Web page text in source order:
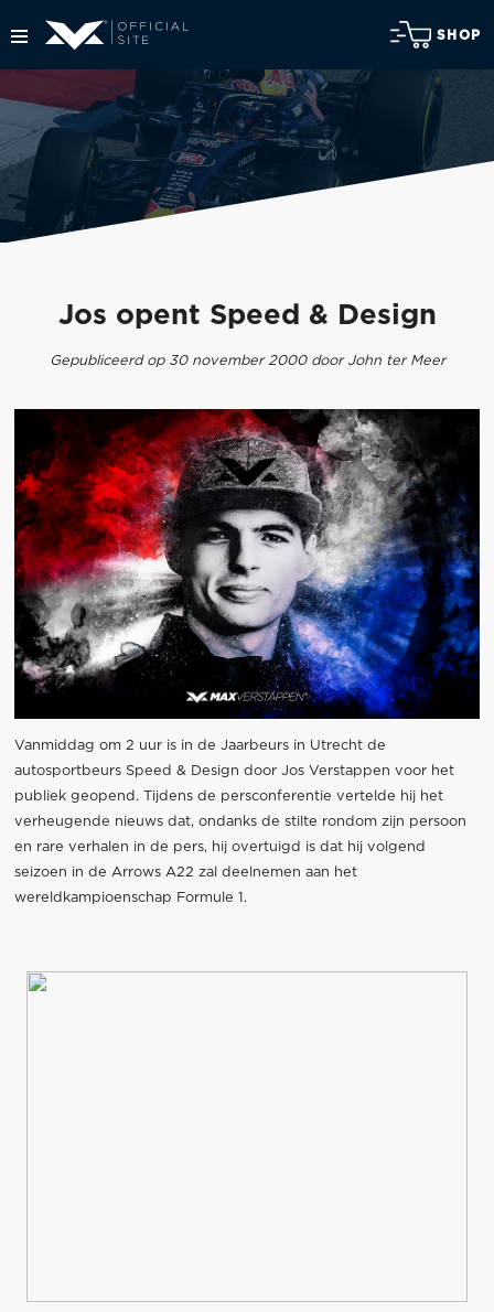
SHOP
Jos opent Speed & Design
Gepubliceerd op 30 november 2000 door John ter Meer
Vanmiddag om 2 uur is in de Jaarbeurs in Utrecht de
autosportbeurs Speed & Design door Jos Verstappen voor het
publiek geopend. Tijdens de persconferentie vertelde hij het
verheugende nieuws dat, ondanks de stilte rondom zijn persoon
en rare verhalen in de pers, hij overtuigd is dat hij volgend
seizoen in de Arrows A22 zal deelnemen aan het
wereldkampioenschap Formule 1.